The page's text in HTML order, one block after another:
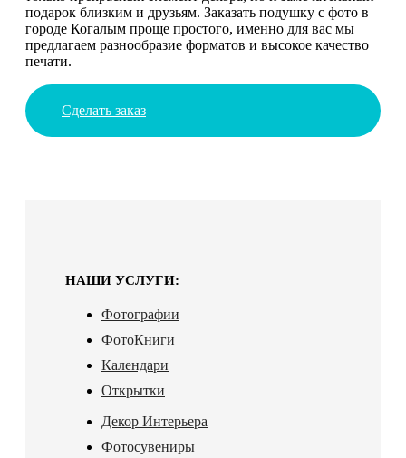
подарок близким и друзьям. Заказать подушку с фото в
городе Когалым проще простого, именно для вас мы
предлагаем разнообразие форматов и высокое качество
печати.
Сделать заказ
НАШИ УСЛУГИ:
Фотографии
ФотоКниги
Календари
Открытки
Декор Интерьера
Фотосувениры